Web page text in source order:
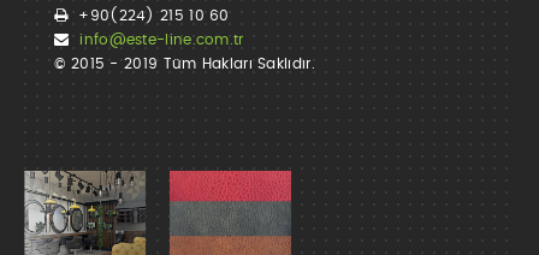
+90(224) 215 10 60
info@este-line.com.tr
© 2015 - 2019 Tüm Hakları Saklıdır.